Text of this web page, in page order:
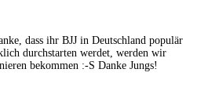
dass ihr BJJ in Deutschland populär
durchstarten werdet, werden wir
bekommen :-S Danke Jungs!